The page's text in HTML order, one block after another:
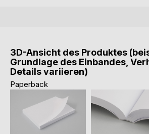
3D-Ansicht des Produktes
Grundlage des Einbandes,
Details variieren)
Paperback